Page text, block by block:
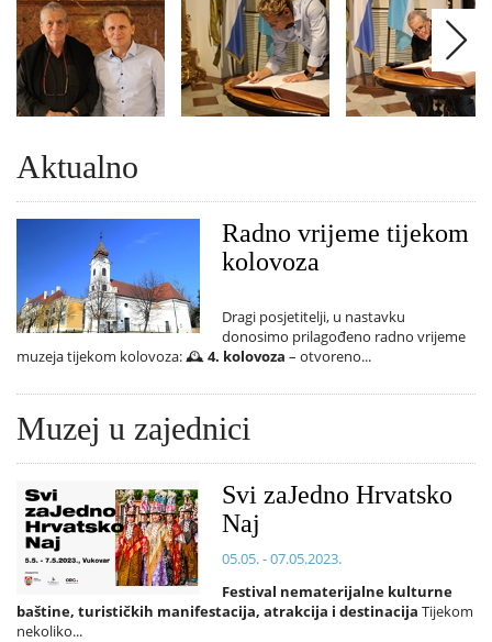
Aktualno
Radno vrijeme tijekom
kolovoza
Dragi posjetitelji, u nastavku
donosimo prilagođeno radno vrijeme
muzeja tijekom kolovoza: 🕰️4. kolovoza – otvoreno...
Muzej u zajednici
Svi zaJedno Hrvatsko
Naj
05.05. - 07.05.2023.
Festival nematerijalne kulturne
baštine, turističkih manifestacija, atrakcija i destinacija Tijekom
nekoliko...